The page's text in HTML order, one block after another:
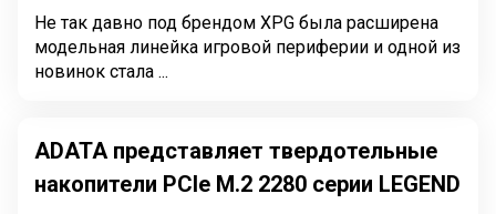
Не так давно под брендом XPG была расширена
модельная линейка игровой периферии и одной из
новинок стала ...
ADATA представляет твердотельные
накопители PCIe M.2 2280 серии LEGEND